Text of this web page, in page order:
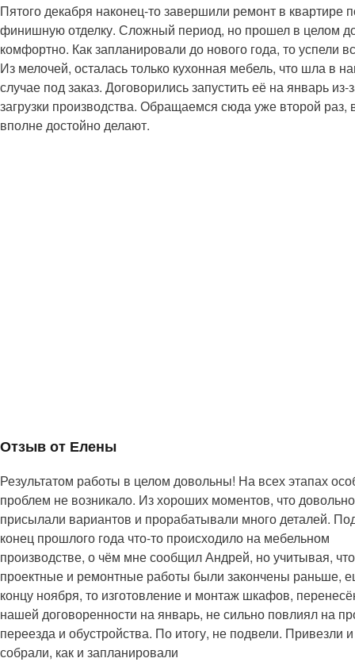
Пятого декабря наконец-то завершили ремонт в квартире
финишную отделку. Сложный период, но прошел в целом
комфортно. Как запланировали до нового года, то успели
Из мелочей, осталась только кухонная мебель, что шла в
случае под заказ. Договорились запустить её на январь из-
загрузки производства. Обращаемся сюда уже второй раз,
вполне достойно делают.
Отзыв от Елены
Результатом работы в целом довольны! На всех этапах
проблем не возникало. Из хороших моментов, что
присылали вариантов и прорабатывали много деталей.
конец прошлого года что-то происходило на мебельном
производстве, о чём мне сообщил Андрей, но учитывая,
проектные и ремонтные работы были закончены раньше,
концу ноября, то изготовление и монтаж шкафов,
нашей договоренности на январь, не сильно повлиял на
переезда и обустройства. По итогу, не подвели. Привезли и
собрали, как и запланировали